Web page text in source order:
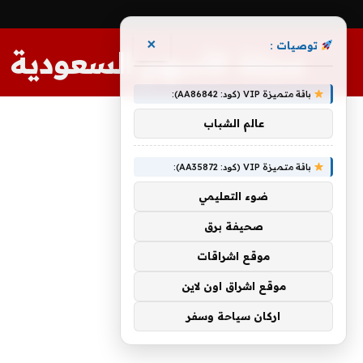
مجلة الأسهم السعودية
توصيات : ×
باقة متميزة VIP (كود: AA86842):
عالم الشباب
باقة متميزة VIP (كود: AA35872):
ضوء التعليمي
صحيفة برق
موقع اشراقات
موقع اشراق اون لاين
اركان سياحة وسفر